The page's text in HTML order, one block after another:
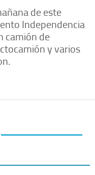
de este
Independencia
camión de
y varios